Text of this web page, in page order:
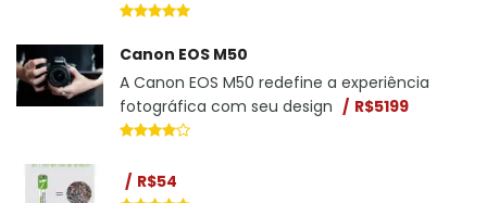
Canon EOS M50
A Canon EOS M50 redefine a experiência
fotográfica com seu design
R$5199
R$54